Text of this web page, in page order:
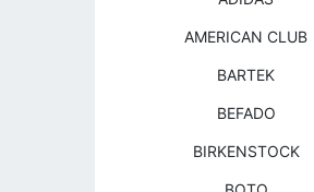
AMERICAN CLUB
BARTEK
BEFADO
BIRKENSTOCK